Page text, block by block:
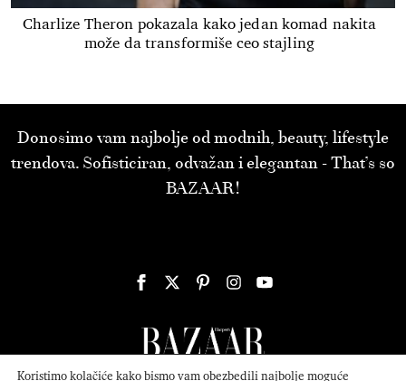
Charlize Theron pokazala kako jedan komad nakita
može da transformiše ceo stajling
Donosimo vam najbolje od modnih, beauty, lifestyle
trendova. Sofisticiran, odvažan i elegantan - That’s so
BAZAAR!
Koristimo kolačiće kako bismo vam obezbedili najbolje moguće